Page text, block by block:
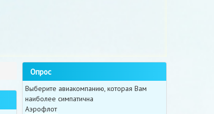
Опрос
Выберите авиакомпанию, которая Вам
наиболее симпатична
Аэрофлот